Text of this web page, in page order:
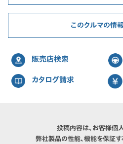
このクルマの情
販売店検索
カタログ請求
投稿内容は、お客様個
弊社製品の性能、機能を保証す